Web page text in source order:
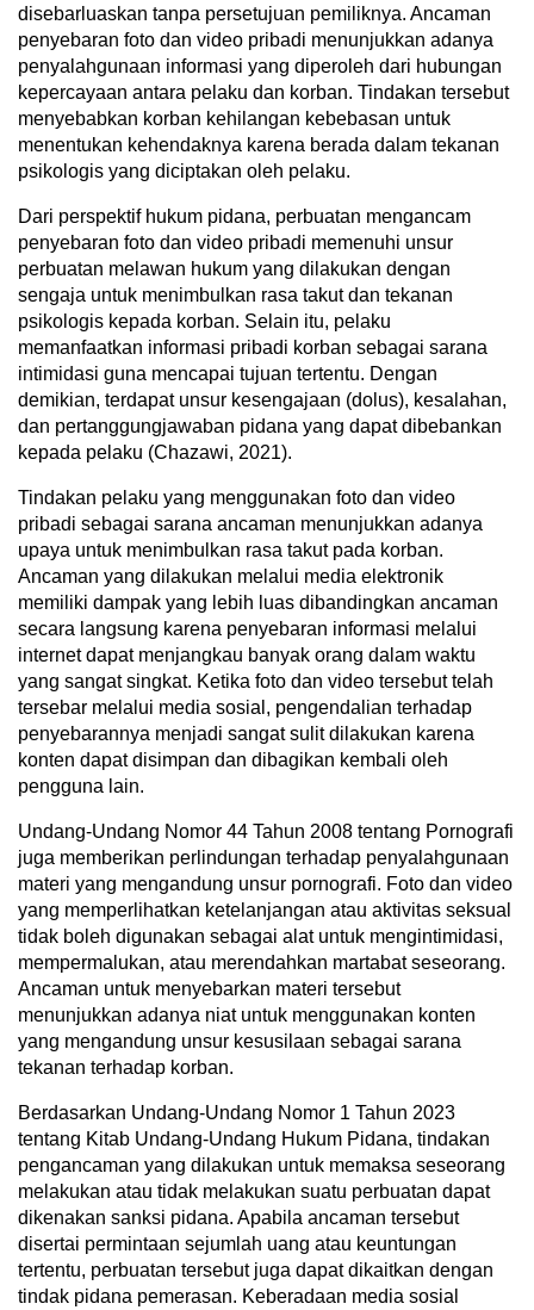
disebarluaskan tanpa persetujuan pemiliknya. Ancaman
penyebaran foto dan video pribadi menunjukkan adanya
penyalahgunaan informasi yang diperoleh dari hubungan
kepercayaan antara pelaku dan korban. Tindakan tersebut
menyebabkan korban kehilangan kebebasan untuk
menentukan kehendaknya karena berada dalam tekanan
psikologis yang diciptakan oleh pelaku.
Dari perspektif hukum pidana, perbuatan mengancam
penyebaran foto dan video pribadi memenuhi unsur
perbuatan melawan hukum yang dilakukan dengan
sengaja untuk menimbulkan rasa takut dan tekanan
psikologis kepada korban. Selain itu, pelaku
memanfaatkan informasi pribadi korban sebagai sarana
intimidasi guna mencapai tujuan tertentu. Dengan
demikian, terdapat unsur kesengajaan (dolus), kesalahan,
dan pertanggungjawaban pidana yang dapat dibebankan
kepada pelaku (Chazawi, 2021).
Tindakan pelaku yang menggunakan foto dan video
pribadi sebagai sarana ancaman menunjukkan adanya
upaya untuk menimbulkan rasa takut pada korban.
Ancaman yang dilakukan melalui media elektronik
memiliki dampak yang lebih luas dibandingkan ancaman
secara langsung karena penyebaran informasi melalui
internet dapat menjangkau banyak orang dalam waktu
yang sangat singkat. Ketika foto dan video tersebut telah
tersebar melalui media sosial, pengendalian terhadap
penyebarannya menjadi sangat sulit dilakukan karena
konten dapat disimpan dan dibagikan kembali oleh
pengguna lain.
Undang-Undang Nomor 44 Tahun 2008 tentang Pornografi
juga memberikan perlindungan terhadap penyalahgunaan
materi yang mengandung unsur pornografi. Foto dan video
yang memperlihatkan ketelanjangan atau aktivitas seksual
tidak boleh digunakan sebagai alat untuk mengintimidasi,
mempermalukan, atau merendahkan martabat seseorang.
Ancaman untuk menyebarkan materi tersebut
menunjukkan adanya niat untuk menggunakan konten
yang mengandung unsur kesusilaan sebagai sarana
tekanan terhadap korban.
Berdasarkan Undang-Undang Nomor 1 Tahun 2023
tentang Kitab Undang-Undang Hukum Pidana, tindakan
pengancaman yang dilakukan untuk memaksa seseorang
melakukan atau tidak melakukan suatu perbuatan dapat
dikenakan sanksi pidana. Apabila ancaman tersebut
disertai permintaan sejumlah uang atau keuntungan
tertentu, perbuatan tersebut juga dapat dikaitkan dengan
tindak pidana pemerasan. Keberadaan media sosial